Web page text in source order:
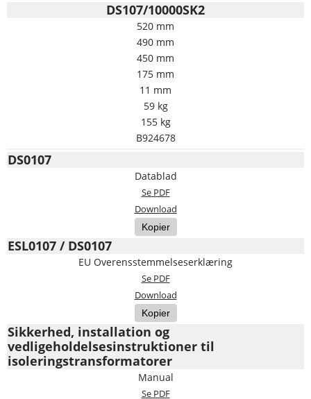
DS107/10000SK2
520 mm
490 mm
450 mm
175 mm
11 mm
59 kg
155 kg
B924678
DS0107
Datablad
Se PDF
Download
Kopier
ESL0107 / DS0107
EU Overensstemmelseserklæring
Se PDF
Download
Kopier
Sikkerhed, installation og
vedligeholdelsesinstruktioner til
isoleringstransformatorer
Manual
Se PDF